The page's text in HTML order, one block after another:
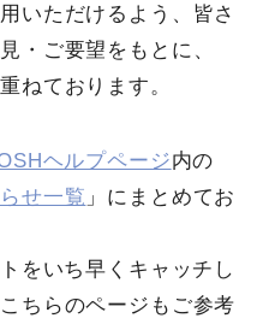
いただけるよう、皆さ
・ご要望をもとに、
ねております。
ヘルプページ内の
せ一覧 」にまとめてお
をいち早くキャッチし
ちらのページもご参考